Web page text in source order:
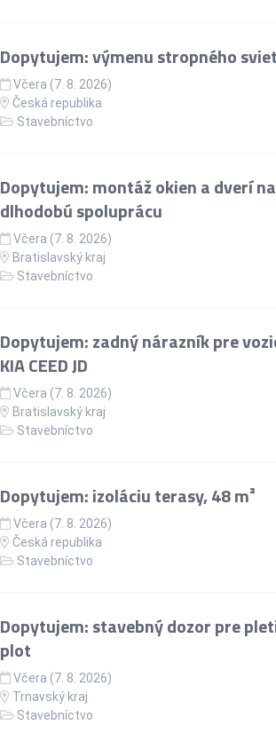
Dopytujem: výmenu stropného
Včera (7. 8. 2026)
Česká republika
Stavebníctvo
Dopytujem: montáž okien a dverí na
dlhodobú spoluprácu
Včera (7. 8. 2026)
Bratislavský kraj
Stavebníctvo
Dopytujem: zadný nárazník pre
KIA CEED JD
Včera (7. 8. 2026)
Bratislavský kraj
Stavebníctvo
Dopytujem: izoláciu terasy, 48 m²
Včera (7. 8. 2026)
Česká republika
Stavebníctvo
Dopytujem: stavebný dozor pre
plot
Včera (7. 8. 2026)
Trnavský kraj
Stavebníctvo